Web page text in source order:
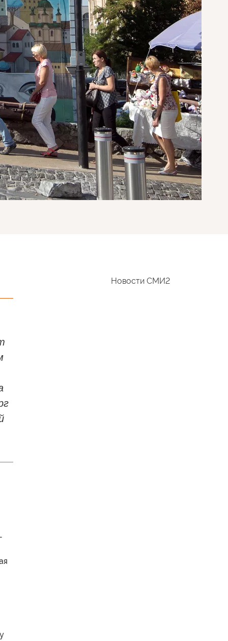
Новости СМИ2